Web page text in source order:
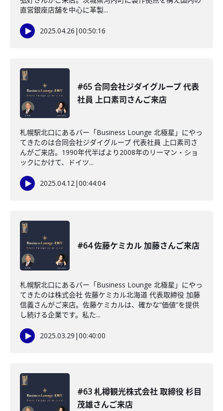
直営銀座店舗を中心に革製...
2025.04.26 |00:50:16
#65 合同会社ジダイグループ 代表
社員 上口素司さんご来店
札幌駅北口にあるバー「Business Lounge 北極星」にやっ
てきたのは合同会社ジダイグループ 代表社員 上口素司さ
んがご来店。1990年代半ばより2008年のリーマン・ショ
ックにかけて、ドイツ...
2025.04.12|00:44:04
#64 佐藤ケミカル 加藤さんご来店
札幌駅北口にあるバー「Business Lounge 北極星」にやっ
てきたのは株式会社 佐藤ケミカル北海道 代表取締役 加藤
信義さんがご来店。佐藤ケミカルは、確かな“価値”を提供
し続ける企業です。私た...
2025.03.29 |00:40:00
#63 札樽観光株式会社 取締役 杉目
茂雄さんご来店